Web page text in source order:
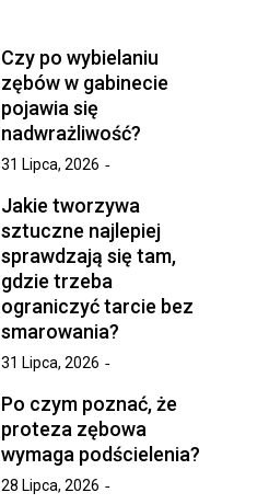
Czy po wybielaniu
zębów w gabinecie
pojawia się
nadwrażliwość?
31 Lipca, 2026
Jakie tworzywa
sztuczne najlepiej
sprawdzają się tam,
gdzie trzeba
ograniczyć tarcie bez
smarowania?
31 Lipca, 2026
Po czym poznać, że
proteza zębowa
wymaga podścielenia?
28 Lipca, 2026